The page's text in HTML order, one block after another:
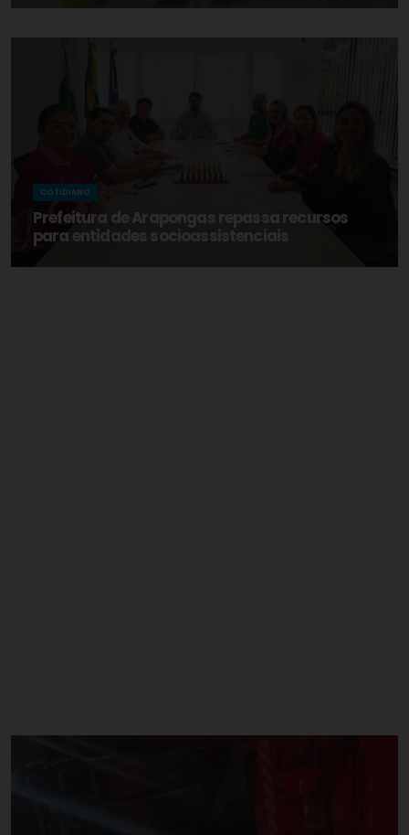
COTIDIANO
Prefeitura de Arapongas repassa recursos
para entidades socioassistenciais